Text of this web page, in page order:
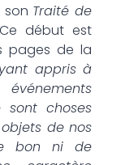
son Traité de
Ce début est
pages de la
appris à
choses
de nos
bon ni de